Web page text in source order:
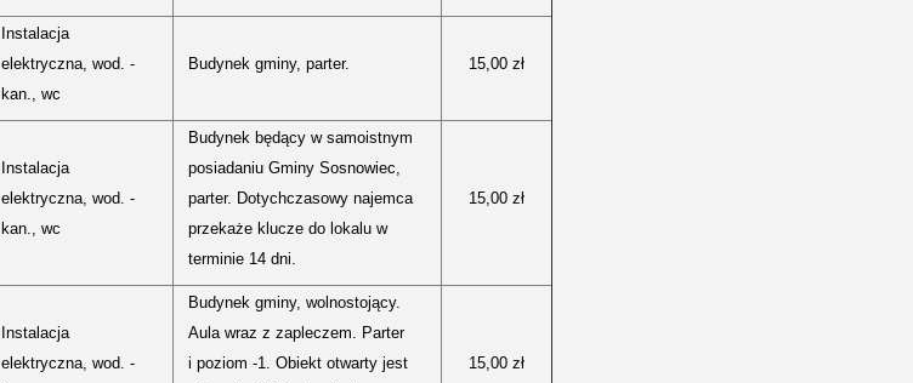
Instalacja
elektryczna, wod. -
kan., wc
Budynek gminy, parter. 15,00 zł
Instalacja
elektryczna, wod. -
kan., wc
Budynek będący w samoistnym
posiadaniu Gminy Sosnowiec,
parter. Dotychczasowy najemca
przekaże klucze do lokalu w
terminie 14 dni.
15,00 zł
Instalacja
elektryczna, wod. -
Budynek gminy, wolnostojący.
Aula wraz z zapleczem. Parter
i poziom -1. Obiekt otwarty jest
15,00 zł